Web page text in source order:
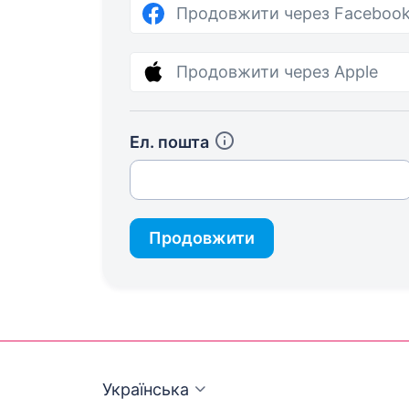
Продовжити через
Продовжити через Apple
Ел. пошта
Продовжити
Українська